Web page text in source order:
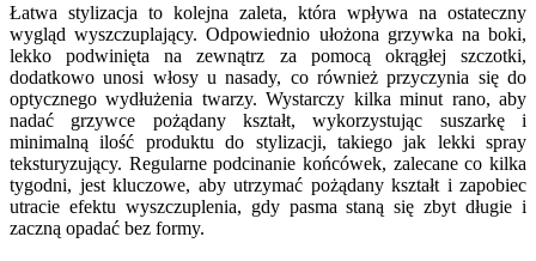
Łatwa stylizacja to kolejna zaleta, która wpływa na ostateczny
wygląd wyszczuplający. Odpowiednio ułożona grzywka na boki,
lekko podwinięta na zewnątrz za pomocą okrągłej szczotki,
dodatkowo unosi włosy u nasady, co również przyczynia się do
optycznego wydłużenia twarzy. Wystarczy kilka minut rano, aby
nadać grzywce pożądany kształt, wykorzystując suszarkę i
minimalną ilość produktu do stylizacji, takiego jak lekki spray
teksturyzujący. Regularne podcinanie końcówek, zalecane co kilka
tygodni, jest kluczowe, aby utrzymać pożądany kształt i zapobiec
utracie efektu wyszczuplenia, gdy pasma staną się zbyt długie i
zaczną opadać bez formy.